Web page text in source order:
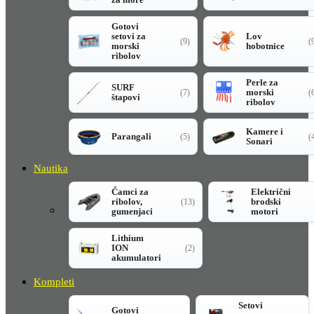
Gotovi
setovi za
morski
ribolov
(9)
Lov
hobotnice
SURF
štapovi
(7)
Perle za
morski
ribolov
Parangali (5)
Kamere i
Sonari
Nautika
Čamci za
ribolov,
gumenjaci
(13)
Električni
brodski
motori
Lithium
ION
akumulatori
(2)
Kompleti
Gotovi
Setovi